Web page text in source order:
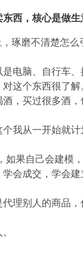
西，核心是做生
琢磨不清楚怎
电脑、自行车
这个东西很了
，买过很多酒
我从一开始就
果自己会建模
会成交，学会
理别人的商品